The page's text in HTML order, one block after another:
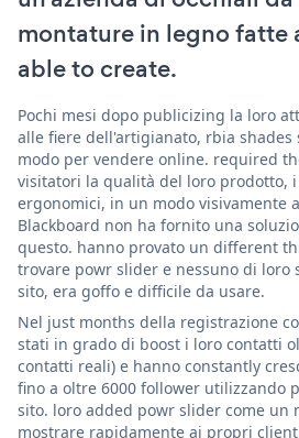
montature in legno fatte
able to create.
Pochi mesi dopo publicizing la loro
alle fiere dell'artigianato, rbia shades
modo per vendere online. required
visitatori la qualità del loro prodotto,
ergonomici, in un modo visivamente
Blackboard non ha fornito una
questo. hanno provato un different
trovare powr slider e nessuno di loro
sito, era goffo e difficile da usare.
Nel just months della registrazione
stati in grado di boost i loro contatti
contatti reali) e hanno constantly
fino a oltre 6000 follower utilizzando
sito. loro added powr slider come un
mostrare rapidamente ai propri